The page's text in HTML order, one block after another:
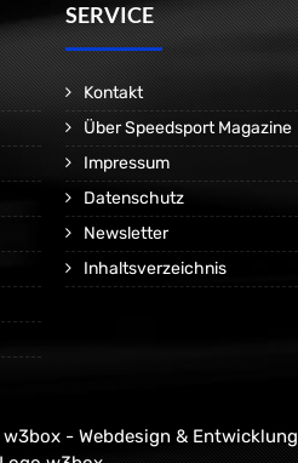
SERVICE
Kontakt
Über Speedsport Magazine
Impressum
Datenschutz
Newsletter
Inhaltsverzeichnis
w3box - Webdesign & Entwicklung